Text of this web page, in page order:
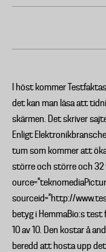
I höst kommer
det kan man läsa att
skärmen. Det skriver
Enligt
tum som kommer att
större och större och
sourceid="http://
betyg i HemmaBio:s test
10 av 10. Den kostar å
beredd att hosta upp